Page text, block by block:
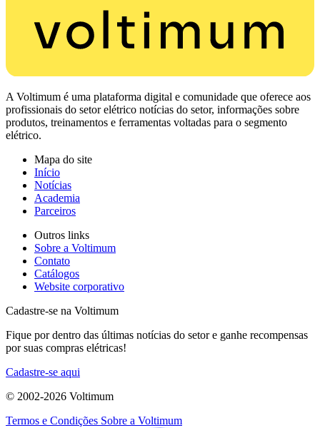
A Voltimum é uma plataforma digital e comunidade que oferece aos
profissionais do setor elétrico notícias do setor, informações sobre
produtos, treinamentos e ferramentas voltadas para o segmento
elétrico.
Mapa do site
Início
Notícias
Academia
Parceiros
Outros links
Sobre a Voltimum
Contato
Catálogos
Website corporativo
Cadastre-se na Voltimum
Fique por dentro das últimas notícias do setor e ganhe recompensas
por suas compras elétricas!
Cadastre-se aqui
© 2002-2026 Voltimum
Termos e Condições Sobre a Voltimum